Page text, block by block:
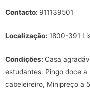
Contacto: 911139501
Localização: 1800-391
Condições: Casa
estudantes. Pingo doce
cabeleireiro, Minipreço a